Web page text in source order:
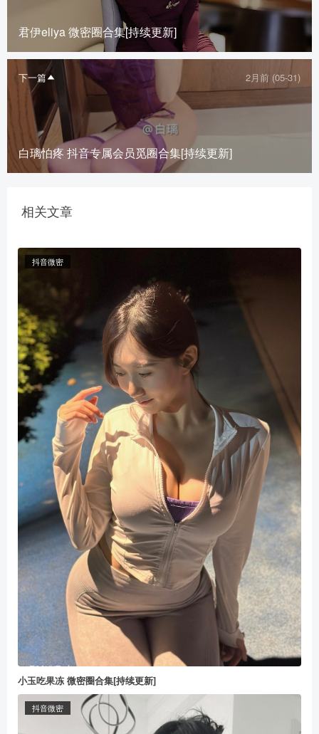
君伊eliya 微密圈合集[持续更新]
下一篇 2月前 (05-31)
白璃怕疼 抖音专属会员觅圈合集[持续更新]
相关文章
抖音微密
小玉吃果冻 微密圈合集[持续更新]
抖音微密